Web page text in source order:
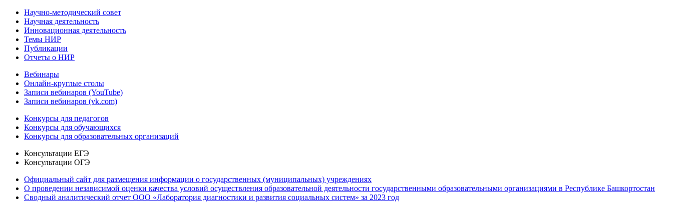
Научно-методический совет
Научная деятельность
Инновационная деятельность
Темы НИР
Публикации
Отчеты о НИР
Вебинары
Онлайн-круглые столы
Записи вебинаров (YouTube)
Записи вебинаров (vk.com)
Конкурсы для педагогов
Конкурсы для обучающихся
Конкурсы для образовательных организаций
Консультации ЕГЭ
Консультации ОГЭ
Официальный сайт для размещения информации о государственных (муниципальных) учреждениях
О проведении независимой оценки качества условий осуществления образовательной деятельности государственными образовательными организациями в Республике Башкортостан
Сводный аналитический отчет ООО «Лаборатория диагностики и развития социальных систем» за 2023 год